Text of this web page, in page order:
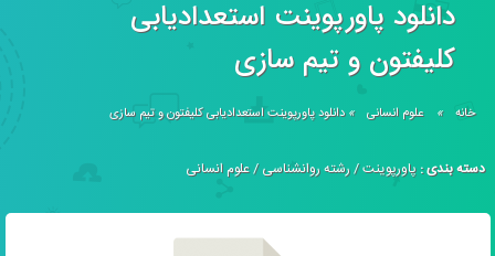
دانلود پاورپوینت استعدادیابی
کلیفتون و تیم سازی
خانه » علوم انسانی »دانلود پاورپوینت استعدادیابی کلیفتون و تیم سازی
دسته بندی : پاورپوینت/رشته روانشناسی/علوم انسانی